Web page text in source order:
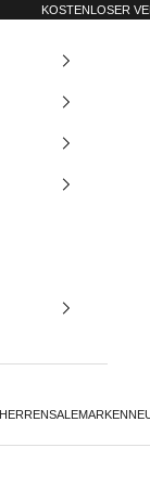
KOSTENLOSER
HERRENSALEMARKEN